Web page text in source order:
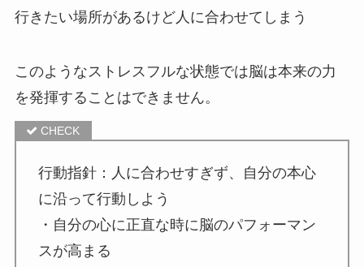
行きたい場所があるけど人に合わせてしまう
このようなストレスフルな状態では脳は本来の力
を発揮することはできません。
行動指針：人に合わせすぎず、自分の本心
に沿って行動しよう
・自分の心に正直な時に脳のパフォーマン
スが高まる